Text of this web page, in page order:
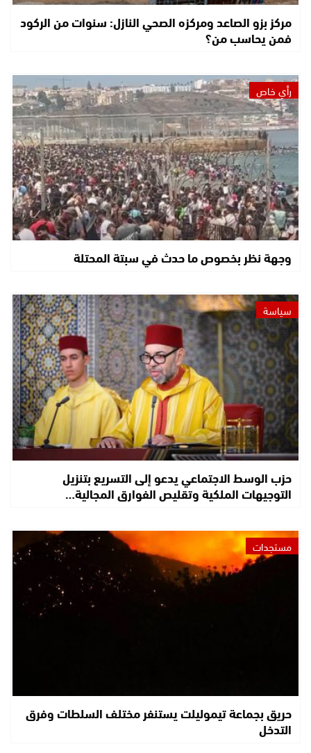
مركز بزو الصاعد ومركزه الصحي النازل: سنوات من الركود
فمن يحاسب من؟
رأي خاص
وجهة نظر بخصوص ما حدث في سبتة المحتلة
سياسة
حزب الوسط الاجتماعي يدعو إلى التسريع بتنزيل
التوجيهات الملكية وتقليص الفوارق المجالية…
مستجدات
حريق بجماعة تيموليلت يستنفر مختلف السلطات وفرق
التدخل